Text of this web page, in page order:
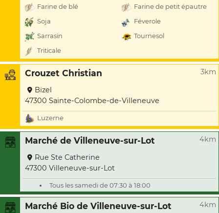
Farine de blé
Farine de petit épautre
Soja
Féverole
Sarrasin
Tournesol
Triticale
Crouzet Christian 3km
Bizel
47300 Sainte-Colombe-de-Villeneuve
Luzerne
Marché de Villeneuve-sur-Lot 4km
Rue Ste Catherine
47300 Villeneuve-sur-Lot
Tous les samedi de 07:30 à 18:00
Marché Bio de Villeneuve-sur-Lot 4km